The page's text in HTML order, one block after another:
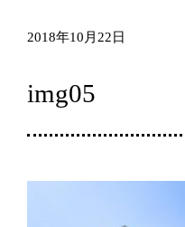
2018年10月22日
img05